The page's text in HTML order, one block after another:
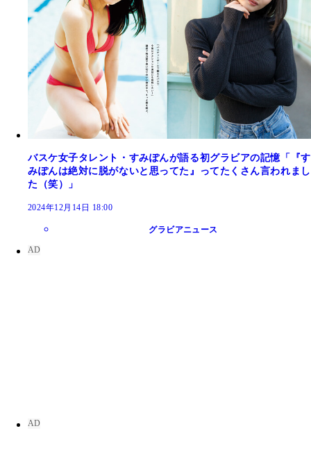
っぴり大人のすみぽんを。
っぴりセクシーな、オトナなすみぽんをお楽しみ
い！
バスケ女子タレント・すみぽんが語る初グラビアの記憶「『す
みぽんは絶対に脱がないと思ってた』ってたくさん言われまし
た（笑）」
2024年12月14日 18:00
グラビアニュース